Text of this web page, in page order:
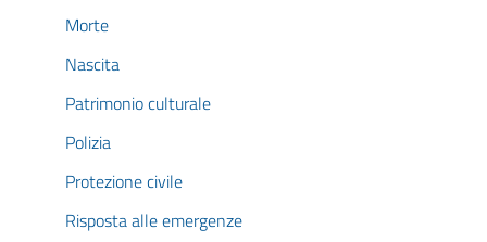
Morte
Nascita
Patrimonio culturale
Polizia
Protezione civile
Risposta alle emergenze